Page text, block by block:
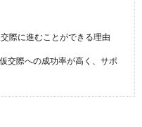
際に進むことができる理由
交際への成功率が高く、サポ